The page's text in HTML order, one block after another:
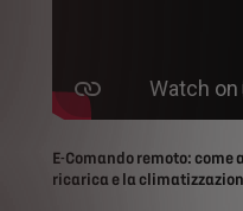
E-Comando remoto:
ricarica e la